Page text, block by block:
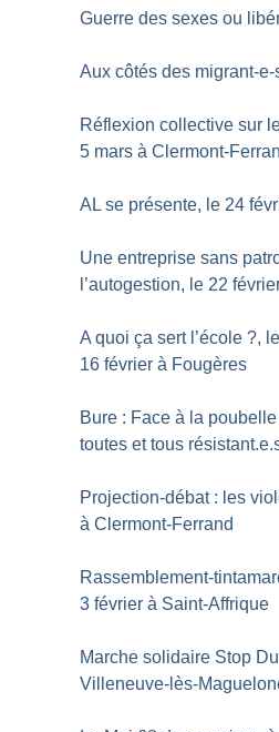
Guerre des sexes ou
Aux côtés des migrant-
Réflexion collective sur
5 mars à Clermont-
AL se présente, le 24
Une entreprise sans
l’autogestion, le 22
A quoi ça sert l’école ?,
16 février à Fougères
Bure : Face à la
toutes et tous
Projection-débat : les
à Clermont-Ferrand
Rassemblement-
3 février à Saint-Affrique
Marche solidaire Stop
Villeneuve-lès-